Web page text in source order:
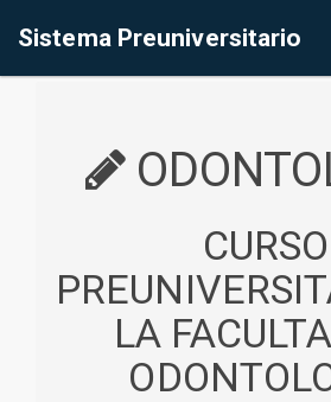
Sistema Preuniversitario
CURSO
LA